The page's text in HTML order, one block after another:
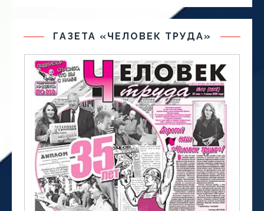
ГАЗЕТА «ЧЕЛОВЕК ТРУДА»